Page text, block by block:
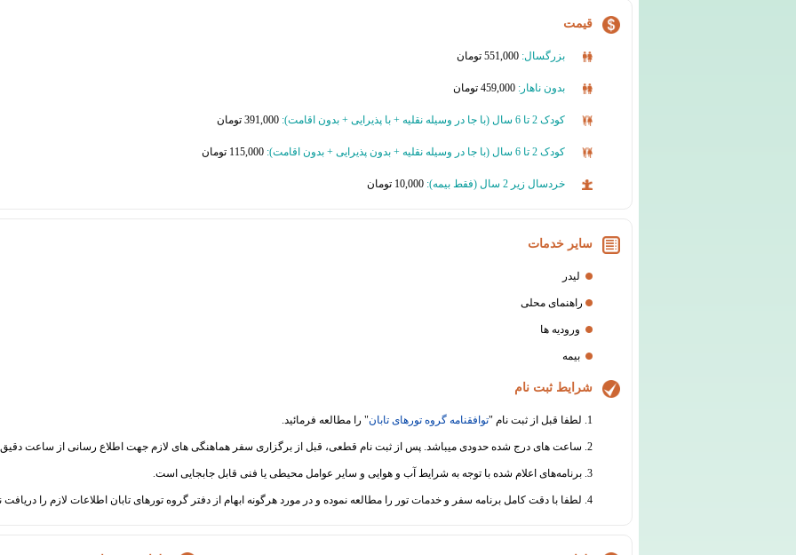
قیمت
بزرگسال:
بدون ناهار:
کودک 2 تا 6 سال ( با جا در وسیله نقلیه + با پذیرایی + بدون اقامت):
کودک 2 تا 6 سال ( با جا در وسیله نقلیه + بدون پذیرایی + بدون اقامت):
خردسال زیر 2 سال (فقط بیمه):
سایر خدمات
لیدر
راهنمای محلی
ورودیه ها
بیمه
شرایط ثبت نام
1. لطفا قبل از ثبت نام " توافقنامه گروه تورهای تابان" را مطالعه فرمائید.
2. ساعت های درج شده حدودی میباشد. پس از ثبت نام قطعی، قبل از برگزاری سفر هماهنگی های لازم جهت اطلاع رسانی از ساعت دقیق حرکت انجام خواهد شد.
3. برنامه‌های اعلام شده با توجه به شرایط آب و هوایی و سایر عوامل محیطی یا فنی قابل جابجایی است.
4. لطفا با دقت کامل برنامه سفر و خدمات تور را مطالعه نموده و در مورد هرگونه ابهام از دفتر گروه تورهای تابان اطلاعات لازم را دریافت نمائید.